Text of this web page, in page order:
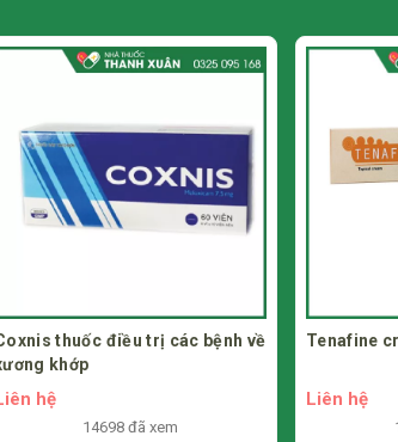
cream điều trị nấm da
hệ
10514 đã xem
Babygaz
Liên hệ